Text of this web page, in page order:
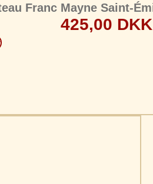
Franc Mayne Saint-
425,00 DKK